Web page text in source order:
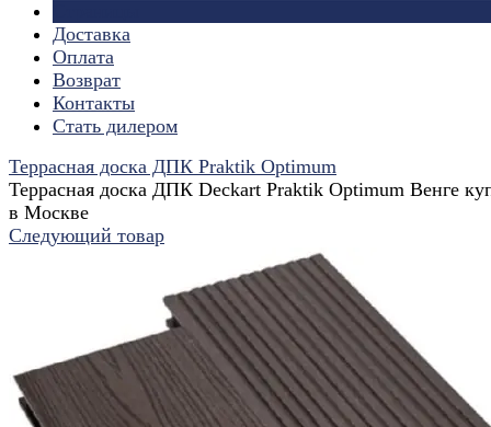
Доставка
Оплата
Возврат
Контакты
Стать дилером
Террасная доска ДПК Praktik Optimum
Террасная доска ДПК Deckart Praktik Optimum Венге
в Москве
Следующий товар